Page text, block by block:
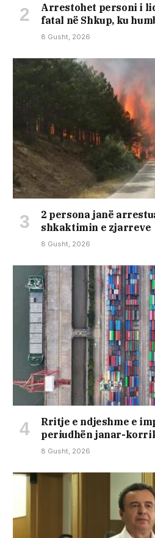
Arrestohet personi i
fatal në Shkup, ku
8 Gusht, 2026
2 persona janë
shkaktimin e zjarreve
8 Gusht, 2026
Rritje e ndjeshme e
periudhën janar-
8 Gusht, 2026